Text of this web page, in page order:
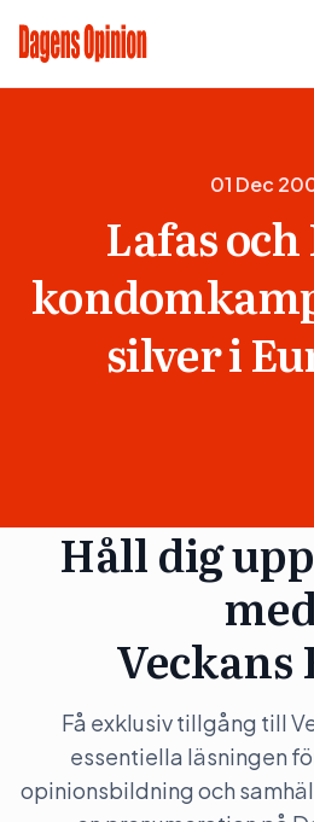
01 Dec
Lafas och
silver i
Håll dig
Veckans
Få exklusiv tillgång till
essentiella läsningen
opinionsbildning och